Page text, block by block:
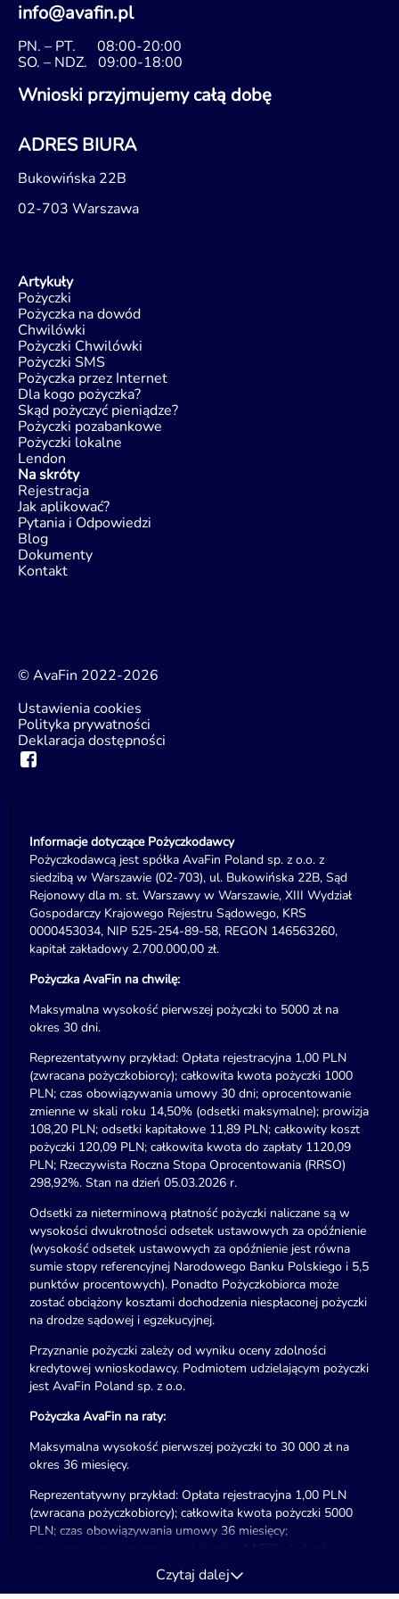
info@avafin.pl
PN. – PT. 08:00-20:00
SO. – NDZ. 09:00-18:00
Wnioski przyjmujemy całą dobę
ADRES BIURA
Bukowińska 22B
02-703 Warszawa
Artykuły
Pożyczki
Pożyczka na dowód
Chwilówki
Pożyczki Chwilówki
Pożyczki SMS
Pożyczka przez Internet
Dla kogo pożyczka?
Skąd pożyczyć pieniądze?
Pożyczki pozabankowe
Pożyczki lokalne
Lendon
Na skróty
Rejestracja
Jak aplikować?
Pytania i Odpowiedzi
Blog
Dokumenty
Kontakt
© AvaFin 2022-2026
Ustawienia cookies
Polityka prywatności
Deklaracja dostępności
Informacje dotyczące Pożyczkodawcy
Pożyczkodawcą jest spółka AvaFin Poland sp. z o.o. z
siedzibą w Warszawie (02-703), ul. Bukowińska 22B, Sąd
Rejonowy dla m. st. Warszawy w Warszawie, XIII Wydział
Gospodarczy Krajowego Rejestru Sądowego, KRS
0000453034, NIP 525-254-89-58, REGON 146563260,
kapitał zakładowy 2.700.000,00 zł.
Pożyczka AvaFin na chwilę:
Maksymalna wysokość pierwszej pożyczki to 5000 zł na
okres 30 dni.
Reprezentatywny przykład: Opłata rejestracyjna 1,00 PLN
(zwracana pożyczkobiorcy); całkowita kwota pożyczki 1000
PLN; czas obowiązywania umowy 30 dni; oprocentowanie
zmienne w skali roku 14,50% (odsetki maksymalne); prowizja
108,20 PLN; odsetki kapitałowe 11,89 PLN; całkowity koszt
pożyczki 120,09 PLN; całkowita kwota do zapłaty 1120,09
PLN; Rzeczywista Roczna Stopa Oprocentowania (RRSO)
298,92%. Stan na dzień 05.03.2026 r.
Odsetki za nieterminową płatność pożyczki naliczane są w
wysokości dwukrotności odsetek ustawowych za opóźnienie
(wysokość odsetek ustawowych za opóźnienie jest równa
sumie stopy referencyjnej Narodowego Banku Polskiego i 5,5
punktów procentowych). Ponadto Pożyczkobiorca może
zostać obciążony kosztami dochodzenia niespłaconej pożyczki
na drodze sądowej i egzekucyjnej.
Przyznanie pożyczki zależy od wyniku oceny zdolności
kredytowej wnioskodawcy. Podmiotem udzielającym pożyczki
jest AvaFin Poland sp. z o.o.
Pożyczka AvaFin na raty:
Maksymalna wysokość pierwszej pożyczki to 30 000 zł na
okres 36 miesięcy.
Reprezentatywny przykład: Opłata rejestracyjna 1,00 PLN
(zwracana pożyczkobiorcy); całkowita kwota pożyczki 5000
PLN; czas obowiązywania umowy 36 miesięcy;
maksymalne); prowizja 1995,50 PLN; odsetki kapitałowe
1193,39 PLN; całkowity koszt pożyczki 3188,89 PLN;
Czytaj dalej